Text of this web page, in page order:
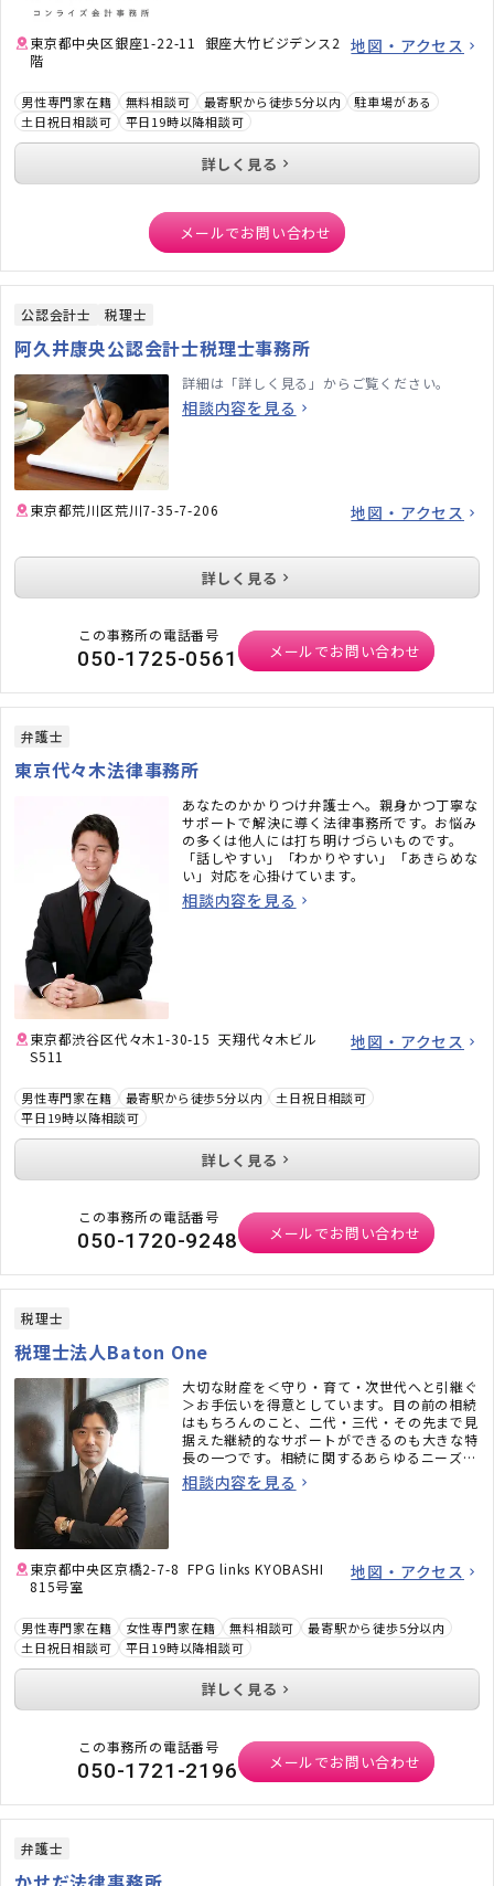
東京都中央区銀座1-22-11 銀座大竹ビジデンス2
階
地図・アクセス
男性専門家在籍 無料相談可 最寄駅から徒歩5分以内
駐車場がある
土日祝日相談可
平日19時以降相談可
詳しく見る
メールでお問い合わせ
公認会計士 税理士
阿久井康央公認会計士税理士事務所
詳細は「詳しく見る」からご覧ください。
相談内容を見る
東京都荒川区荒川7-35-7-206 地図・アクセス
詳しく見る
この事務所の電話番号
050-1725-0561 メールでお問い合わせ
弁護士
東京代々木法律事務所
あなたのかかりつけ弁護士へ。親身かつ丁寧な
サポートで解決に導く法律事務所です。お悩み
の多くは他人には打ち明けづらいものです。
「話しやすい」「わかりやすい」「あきらめな
い」対応を心掛けています。
相談内容を見る
東京都渋谷区代々木1-30-15 天翔代々木ビル
S511
地図・アクセス
男性専門家在籍 最寄駅から徒歩5分以内
土日祝日相談可
平日19時以降相談可
詳しく見る
この事務所の電話番号
050-1720-9248 メールでお問い合わせ
税理士
税理士法人Baton One
大切な財産を＜守り・育て・次世代へと引継ぐ
＞お手伝いを得意としています。目の前の相続
はもちろんのこと、二代・三代・その先まで見
据えた継続的なサポートができるのも大きな特
長の一つです。相続に関するあらゆるニーズに
ワンストップでお応えいたします。ぜひ、便利
な資産の相談窓口としてもご活用ください。
相談内容を見る
東京都中央区京橋2-7-8 FPG links KYOBASHI
815号室
地図・アクセス
男性専門家在籍 女性専門家在籍 無料相談可
最寄駅から徒歩5分以内
土日祝日相談可
平日19時以降相談可
詳しく見る
この事務所の電話番号
050-1721-2196 メールでお問い合わせ
弁護士